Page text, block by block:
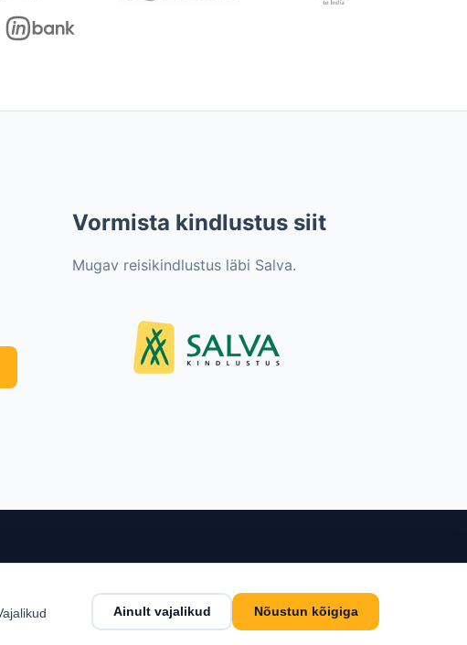
Vormista kindlustus siit
Mugav reisikindlustus läbi Salva.
Klienditeenindus
Reisitingimused
Kontakt
Estlive Travel OÜ
Ainult vajalikud Nõustun kõigiga